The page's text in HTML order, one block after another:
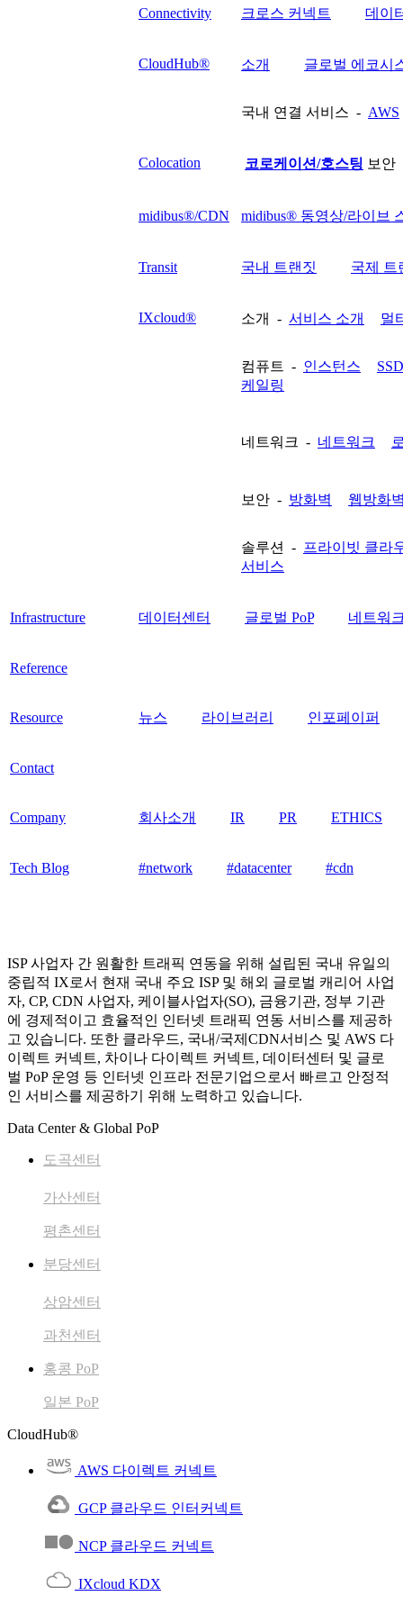
Connectivity 크로스 커넥트 데이
CloudHub® 소개 글로벌 에코시
국내 연결 서비스 - AWS
Colocation 코로케이션/호스팅 보
midibus®/CDN midibus® 동영상/라이브
Transit 국내 트랜짓 국제 트
IXcloud® 소개 - 서비스 소개 멀
컴퓨트 - 인스턴스
케일링
네트워크 - 네트워크
보안 - 방화벽 웹방화
솔루션 - 프라이빗 클라
서비스
Infrastructure 데이터센터 글로벌 PoP 네트워
Reference
Resource 뉴스 라이브러리 인포페이퍼
Contact
Company 회사소개 IR PR ETHICS
Tech Blog #network #datacenter #cdn
ISP 사업자 간 원활한 트래픽 연동을 위해 설립된 국내 유일의
중립적 IX로서 현재 국내 주요 ISP 및 해외 글로벌 캐리어 사업
자, CP, CDN 사업자, 케이블사업자(SO), 금융기관, 정부 기관
에 경제적이고 효율적인 인터넷 트래픽 연동 서비스를 제공하
고 있습니다. 또한 클라우드, 국내/국제CDN서비스 및 AWS 다
이렉트 커넥트, 차이나 다이렉트 커넥트, 데이터센터 및 글로
벌 PoP 운영 등 인터넷 인프라 전문기업으로서 빠르고 안정적
인 서비스를 제공하기 위해 노력하고 있습니다.
Data Center & Global PoP
도곡센터
가산센터
평촌센터
분당센터
상암센터
과천센터
홍콩 PoP
일본 PoP
CloudHub®
AWS 다이렉트 커넥트
GCP 클라우드 인터커넥트
NCP 클라우드 커넥트
IXcloud KDX